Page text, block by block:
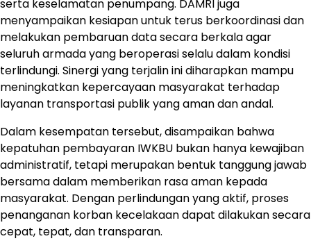
serta keselamatan penumpang. DAMRI juga
menyampaikan kesiapan untuk terus berkoordinasi dan
melakukan pembaruan data secara berkala agar
seluruh armada yang beroperasi selalu dalam kondisi
terlindungi. Sinergi yang terjalin ini diharapkan mampu
meningkatkan kepercayaan masyarakat terhadap
layanan transportasi publik yang aman dan andal.
Dalam kesempatan tersebut, disampaikan bahwa
kepatuhan pembayaran IWKBU bukan hanya kewajiban
administratif, tetapi merupakan bentuk tanggung jawab
bersama dalam memberikan rasa aman kepada
masyarakat. Dengan perlindungan yang aktif, proses
penanganan korban kecelakaan dapat dilakukan secara
cepat, tepat, dan transparan.